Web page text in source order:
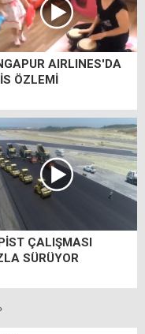
AIRLINES'DA
ÖZLEMİ
ÇALIŞMASI
SÜRÜYOR